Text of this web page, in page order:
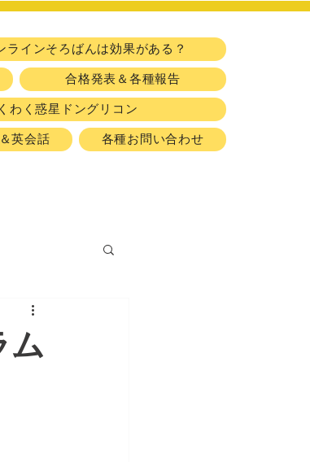
ラインそろばんは効果がある？
合格発表＆各種報告
わく惑星ドングリコン
英会話 各種お問い合わせ
ム